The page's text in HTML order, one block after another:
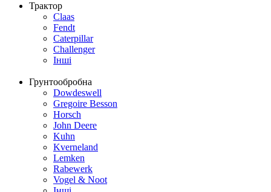
Трактор
Claas
Fendt
Caterpillar
Challenger
Інші
Грунтообробна
Dowdeswell
Gregoire Besson
Horsch
John Deere
Kuhn
Kverneland
Lemken
Rabewerk
Vogel & Noot